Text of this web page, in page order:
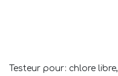
Testeur pour: chlore